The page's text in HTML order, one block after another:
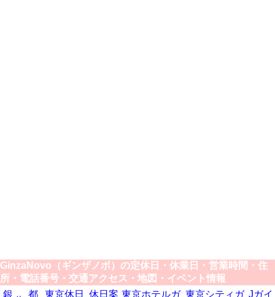
GinzaNovo（ギンザノボ）の定休日・休業日・営業時間・住
所・電話番号・交通アクセス・地図・イベント情報
銀
都 東京休日 休日案 東京ホテルガ 東京シティガ Jガイ